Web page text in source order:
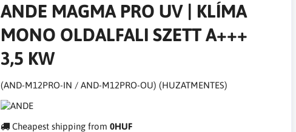
ANDE MAGMA PRO UV | KLÍMA
MONO OLDALFALI SZETT A+++
3,5 KW
(AND-M12PRO-IN / AND-M12PRO-OU) (HUZATMENTES)
Cheapest shipping from 0HUF